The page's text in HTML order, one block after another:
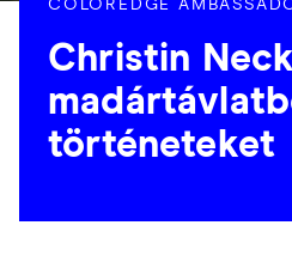
COLOREDGE
Christin
történeteket